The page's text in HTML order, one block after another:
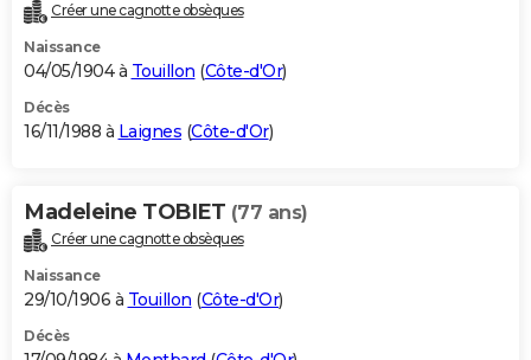
Créer une cagnotte obsèques
Naissance
04/05/1904 à Touillon (Côte-d'Or)
Décès
16/11/1988 à Laignes (Côte-d'Or)
Madeleine TOBIET (77 ans)
Créer une cagnotte obsèques
Naissance
29/10/1906 à Touillon (Côte-d'Or)
Décès